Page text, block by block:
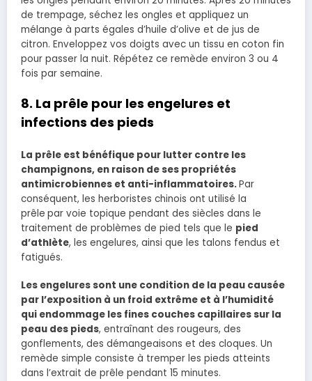
de trempage, séchez les ongles et appliquez un
mélange à parts égales d’huile d’olive et de jus de
citron. Enveloppez vos doigts avec un tissu en coton fin
pour passer la nuit. Répétez ce remède environ 3 ou 4
fois par semaine.
8. La prêle pour les engelures et
infections des pieds
La prêle est bénéfique pour lutter contre les
champignons, en raison de ses propriétés
antimicrobiennes et anti-inflammatoires.Par
conséquent, les herboristes chinois ont utilisé la
prêle par voie topique pendant des siècles dans le
traitement de problèmes de pied tels que le pied
d’athlète, les engelures, ainsi que les talons fendus et
fatigués.
Les engelures sont une condition de la peau causée
par l’exposition à un froid extrême et à l’humidité
qui endommage les fines couches capillaires sur la
peau des pieds, entraînant des rougeurs, des
gonflements, des démangeaisons et des cloques. Un
remède simple consiste à tremper les pieds atteints
dans l’extrait de prêle pendant 15 minutes.